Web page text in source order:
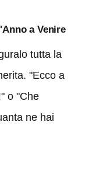
a Venire
tutta la
"Ecco a
o "Che
ne hai